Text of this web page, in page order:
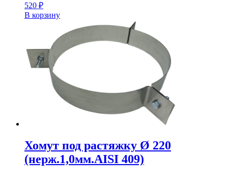
520 ₽
В корзину
Хомут под растяжку Ø 220
(нерж.1,0мм.AISI 409)